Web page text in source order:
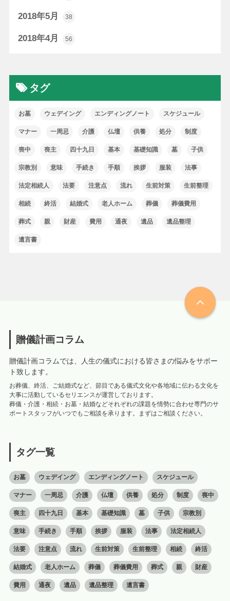
2018年5月 38
2018年4月 56
タグ
お墓 ウェデイング エンディングノート スケジュール
マナー 一周忌 介護 仏壇 供養 処分 制度
喪中 喪主 四十九日 基本 基礎知識 墓 子供
宗教別 意味 手続き 手順 挨拶 服装 法事
法定相続人 法要 注意点 流れ 生前対策 生前整理
相続 終活 結婚式 老人ホーム 葬儀 葬儀費用
葬式 親 財産 費用 通夜 遺品 遺品整理
遺言書
贈儀計画コラム
贈儀計画コラムでは、人生の儀式における皆さまの悩みをサポー
ト致します。
お葬儀、終活、ご結婚式など、節目である儀式文化や各地域に伝わる文化を
大事に活動しているセリエンスが運営しております。
葬儀・介護・相続・お墓・結婚などそれぞれの課題を情勢に合わせ専門のサ
ポートスタッフがいつでもご相談を承ります。まずはご相談ください。
タグ一覧
お墓 ウェデイング エンディングノート スケジュール
マナー 一周忌 介護 仏壇 供養 処分 制度 喪中
喪主 四十九日 基本 基礎知識 墓 子供 宗教別
意味 手続き 手順 挨拶 服装 法事 法定相続人
法要 注意点 流れ 生前対策 生前整理 相続 終活
結婚式 老人ホーム 葬儀 葬儀費用 葬式 親 財産
費用 通夜 遺品 遺品整理 遺言書